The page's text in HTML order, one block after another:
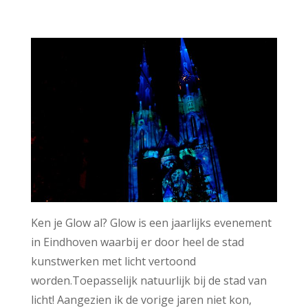
Ken je Glow al? Glow is een jaarlijks evenement
in Eindhoven waarbij er door heel de stad
kunstwerken met licht vertoond
worden.Toepasselijk natuurlijk bij de stad van
licht! Aangezien ik de vorige jaren niet kon,